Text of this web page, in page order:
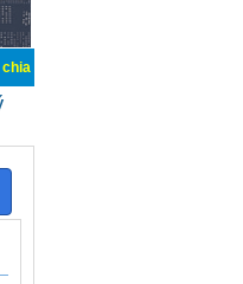
thức kinh nghiệm trong lãnh